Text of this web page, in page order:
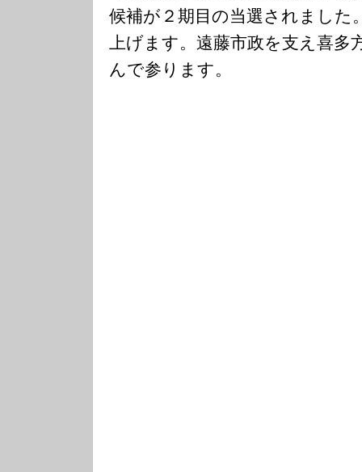
候補が２期目の当選されました
上げます。遠藤市政を支え喜多
んで参ります。